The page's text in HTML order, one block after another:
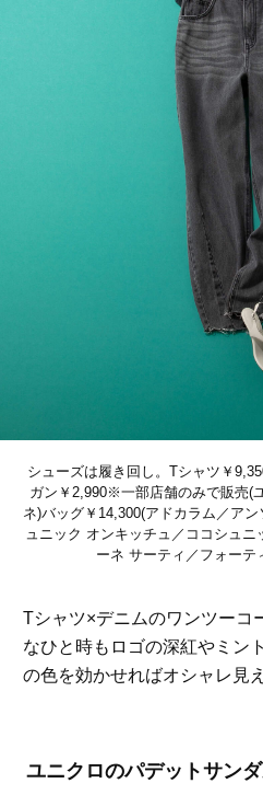
シューズは履き回し。Tシャツ￥
ガン￥2,990※一部店舗のみで販売(
ネ)バッグ￥14,300(アドカラム／ア
ュニック オンキッチュ／ココシュニ
ーネ サーティ／フォーテ
Tシャツ×デニムのワンツーコ
なひと時もロゴの深紅やミン
の色を効かせればオシャレ見
ユニクロのパデットサン